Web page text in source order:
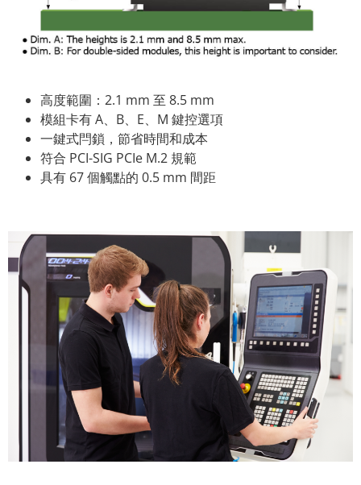
高度範圍：2.1 mm 至 8.5 mm
模組卡有 A、B、E、M 鍵控選項
一鍵式閂鎖，節省時間和成本
符合 PCI-SIG PCIe M.2 規範
具有 67 個觸點的 0.5 mm 間距